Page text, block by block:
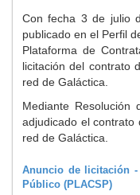
Con fecha 3 de julio
publicado en el Perfil
Plataforma de
licitación del contrato
red de Galáctica.
Mediante
adjudicado el contrato
red de Galáctica.
Anuncio de licitación -
Público (PLACSP)